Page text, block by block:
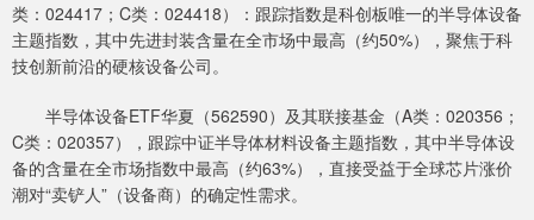
类：024417；C类：024418）：跟踪指数是科创板唯一的半导体设备
主题指数，其中先进封装含量在全市场中最高（约50%），聚焦于科
技创新前沿的硬核设备公司。
半导体设备ETF华夏（562590）及其联接基金（A类：020356；
C类：020357），跟踪中证半导体材料设备主题指数，其中半导体设
备的含量在全市场指数中最高（约63%），直接受益于全球芯片涨价
潮对“卖铲人”（设备商）的确定性需求。